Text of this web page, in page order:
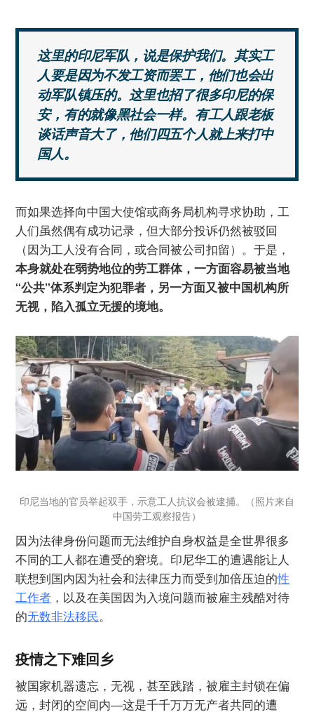
这里的印尼军队，说是保护我们。其实工
人要是因为不发工资而罢工，他们也会出
动军队镇压的。这里也招了很多印尼的保
安，有的就像黑社会一样。有工人跟老板
谈话声音大了，他们四五个人就上来打中
国人。
而如果选择向中国大使馆或商务局机构寻求协助，工
人们虽然偶有成功记录，但大部分投诉仍然被驳回
（因为工人没有合同，或合同被公司扣留）。于是，
本身就处在弱势地位的劳工群体，一方面容易被当地
“公共”体系判定为犯罪者，另一方面又被中国机构所
无视，陷入孤立无援的境地。
印尼当地的官员举起双手，示意工人抗议会被逮捕。（照片来自
中国劳工观察报告）
因为法律身份问题而无法维护自身权益是全世界很多
不同的工人都在遭受的窘境。印尼华工的遭遇能让人
联想到国内因为社会和法律压力而受到加倍压迫的性
工作者 ，以及在美国因为入境问题而被雇主残酷对待
的无数非法移民。
疫情之下难回乡
被国家机器遗忘，无视，甚至践踏，被雇主封锁在偏
远，封闭的空间内—这是千千万万无产者共同的遭